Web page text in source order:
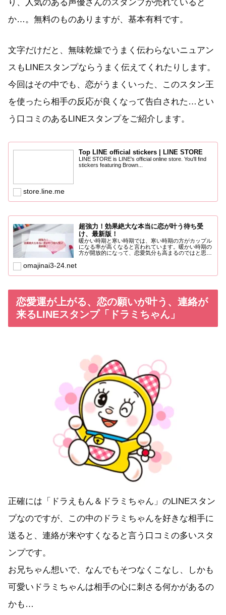
り、人気のある声優さんのスタンプが売れていると
か…。無料のものありますが、基本有料です。
文字だけだと、無味乾燥でうまく伝わらないニュアン
スもLINEスタンプならうまく伝えてくれたりします。
今回はその中でも、恋がうまくいった、このスタン王
を使ったら相手の反応が良くなって告白された…とい
う口コミのあるLINEスタンプをご紹介します。
Top LINE official stickers | LINE STORE
LINE STORE is LINE's official online store. You'll find
stickers featuring Brown...
store.line.me
超強力！効果絶大な本当に恋が叶う待ち受
け、最新版！
暖かい時期と寒い時期では、寒い時期の方がカップル
になる率が高くなると言われています。暖かい時期の
方が開放的になって、恋愛気分も高まるのではと思っ
omajinai3-24.net
恋愛運が上がる、恋の願いが叶う、連絡が
来るLINEスタンプ「ドラミちゃん」
正確には「ドラえもん＆ドラミちゃん」のLINEスタン
プなのですが、この中のドラミちゃんを好きな相手に
送ると、連絡が来やすくなると言う口コミの多いスタ
ンプです。
お兄ちゃん想いで、なんでもそつなくこなし、しかも
可愛いドラミちゃんは相手の心に刺さる何かがあるの
かも…